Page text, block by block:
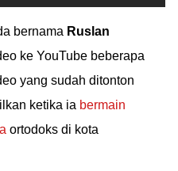
bernama Ruslan
ke YouTube beberapa
yang sudah ditonton
ketika ia bermain
ortodoks di kota